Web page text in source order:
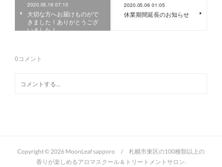
2020.05.16 07:10
大切な方へお届けものがで
きました！ありがとうござ
いました！
2020.05.06 01:05
休業期間延長のお知らせ
0コメント
Copyright © 2026 MoonLeaf sapporo / 札幌市東区の100種類以上の
香りが楽しめるアロマスクール＆トリートメントサロン.